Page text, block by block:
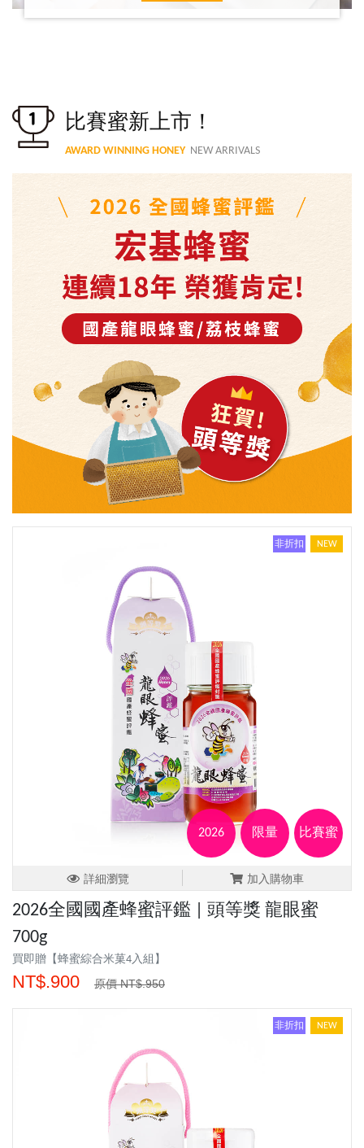
比賽蜜新上市！
AWARD WINNING HONEY NEW ARRIVALS
NEW
非折扣
比賽蜜
限量
2026
詳細瀏覽 加入購物車
2026全國國產蜂蜜評鑑 | 頭等獎 龍眼蜜
700g
買即贈【蜂蜜綜合米菓4入組】
NT$.900 原價 NT$.950
NEW
非折扣